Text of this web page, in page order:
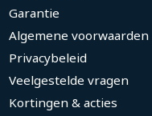
Garantie
Algemene voorwaarden
Privacybeleid
Veelgestelde vragen
Kortingen & acties